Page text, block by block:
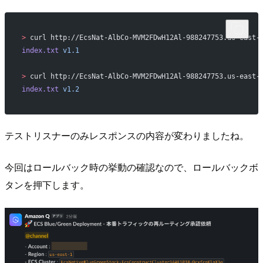
> curl http://EcsNat-AlbCo-MVM2FDwH12Al-988247753.us-east-
index.txt v1.1
> curl http://EcsNat-AlbCo-MVM2FDwH12Al-988247753.us-east-
index.txt v1.2
テストリスナーのみレスポンスの内容が変わりましたね。
今回はロールバック時の挙動の確認なので、ロールバックボ
タンを押下します。